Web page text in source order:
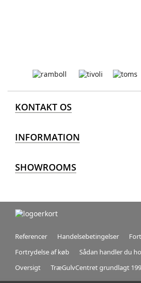
KONTAKT OS
INFORMATION
SHOWROOMS
Referencer Handelsebetingelser
Fortrydelse af køb
Sådan handler du
Oversigt
TræGulvCentret grundlagt